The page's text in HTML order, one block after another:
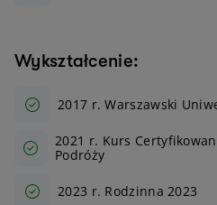
Wykształcenie:
2017 r. Warszawski
2021 r. Kurs
Podróży
2023 r. Rodzinna 2023